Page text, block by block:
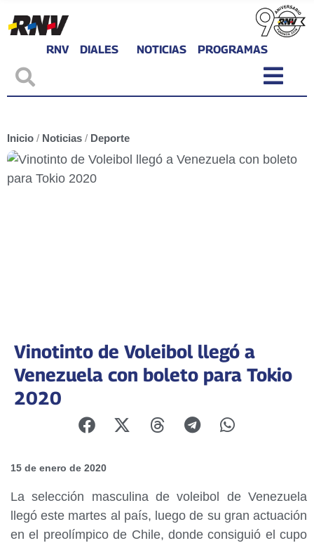
RNV DIALES NOTICIAS PROGRAMAS
Inicio / Noticias / Deporte
Vinotinto de Voleibol llegó a
Venezuela con boleto para Tokio
2020
15 de enero de 2020
La selección masculina de voleibol de Venezuela
llegó este martes al país, luego de su gran actuación
en el preolímpico de Chile, donde consiguió el cupo